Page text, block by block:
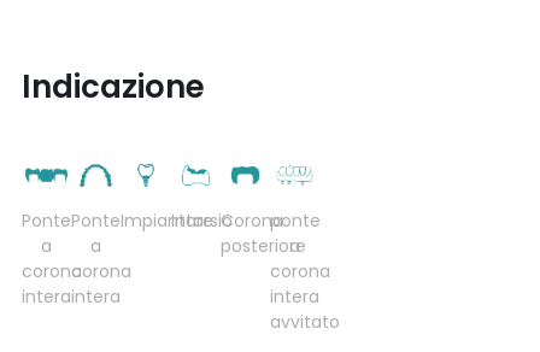
Indicazione
Ponte
a
corona
intera
Ponte
a
corona
intera
Impiantare
IntarsioCorona
posteriore
ponte
a
corona
intera
avvitato